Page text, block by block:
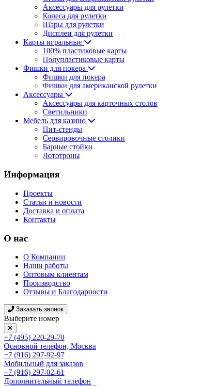
Аксессуары для рулетки
Колеса для рулетки
Шары для рулетки
Дисплеи для рулетки
Карты игральные
100% пластиковые карты
Полупластиковые карты
Фишки для покера
Фишки для покера
Фишки для американской рулетки
Аксессуары
Аксессуары для карточных столов
Светильники
Мебель для казино
Пит-стенды
Сервировочные столики
Барные стойки
Лототроны
Информация
Проекты
Статьи и новости
Доставка и оплата
Контакты
О нас
О Компании
Наши работы
Оптовым клиентам
Производство
Отзывы и Благодарности
Заказать звонок
Выберите номер
+7 (495) 220-29-70
Основной телефон, Москва
+7 (916) 297-92-97
Мобильный для заказов
+7 (916) 297-02-61
Дополнительный телефон